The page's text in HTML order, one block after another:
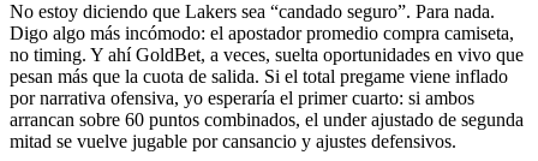
No estoy diciendo que Lakers sea “candado seguro”. Para nada.
Digo algo más incómodo: el apostador promedio compra camiseta,
no timing. Y ahí GoldBet, a veces, suelta oportunidades en vivo que
pesan más que la cuota de salida. Si el total pregame viene inflado
por narrativa ofensiva, yo esperaría el primer cuarto: si ambos
arrancan sobre 60 puntos combinados, el under ajustado de segunda
mitad se vuelve jugable por cansancio y ajustes defensivos.